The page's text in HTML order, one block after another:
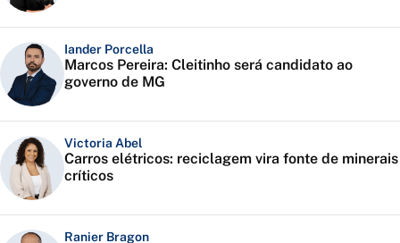
Iander Porcella
Marcos Pereira: Cleitinho será candidato ao
governo de MG
Victoria Abel
Carros elétricos: reciclagem vira fonte de minerais
críticos
Ranier Bragon